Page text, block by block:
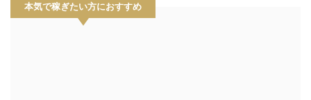
本気で稼ぎたい方におすすめ